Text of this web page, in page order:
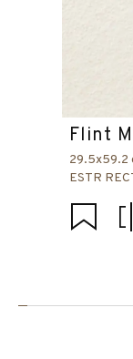
Flint
29.5x59.2
ESTR